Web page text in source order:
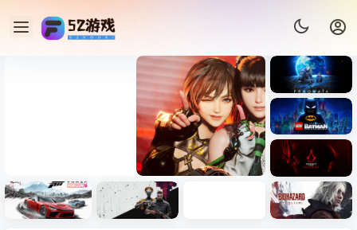
《识质存
在/PRAG
MATA》
免安装中
文版
《乐高蝙
蝠侠：黑
暗骑士之